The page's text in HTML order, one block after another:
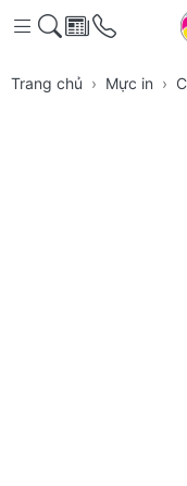
Trang chủ Mực in